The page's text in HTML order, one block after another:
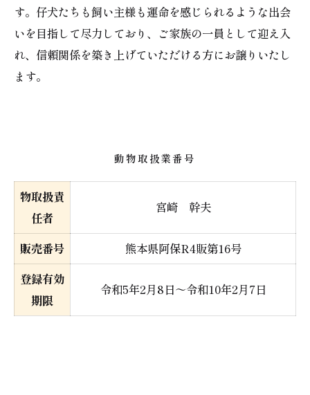
す。仔犬たちも飼い主様も運命を感じられるような出会
いを目指して尽力しており、ご家族の一員として迎え入
れ、信頼関係を築き上げていただける方にお譲りいたし
ます。
動物取扱業番号
物取扱責
任者
宮崎 幹夫
販売番号
熊本県阿保R4販第16号
登録有効
期限
令和5年2月8日～令和10年2月7日